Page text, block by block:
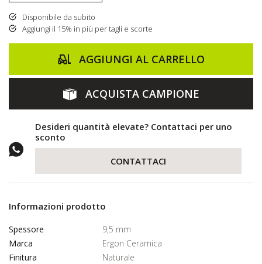
Disponibile da subito
Aggiungi il 15% in più per tagli e scorte
AGGIUNGI AL CARRELLO
ACQUISTA CAMPIONE
Desideri quantità elevate? Contattaci per uno
sconto
CONTATTACI
Informazioni prodotto
Spessore
9,5 mm
Marca
Ergon Ceramica
Finitura
Naturale